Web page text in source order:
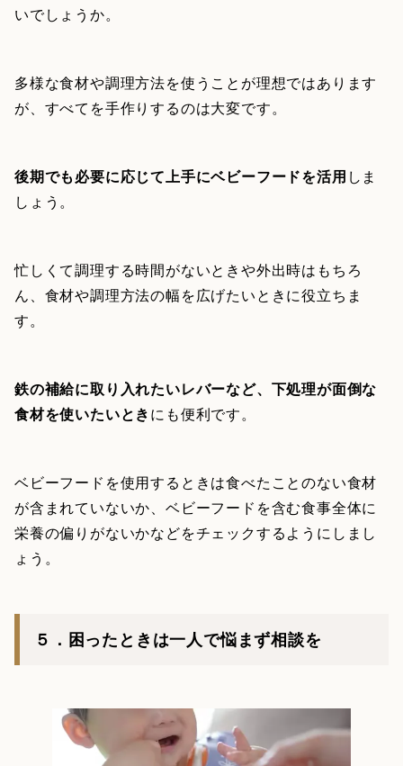
いでしょうか。
多様な食材や調理方法を使うことが理想ではあります
が、すべてを手作りするのは大変です。
後期でも必要に応じて上手にベビーフードを活用 しま
しょう。
忙しくて調理する時間がないときや外出時はもちろ
ん、食材や調理方法の幅を広げたいときに役立ちま
す。
鉄の補給に取り入れたいレバーなど、下処理が面倒な
食材を使いたいときにも便利です。
ベビーフードを使用するときは食べたことのない食材
が含まれていないか、ベビーフードを含む食事全体に
栄養の偏りがないかなどをチェックするようにしまし
ょう。
５．困ったときは一人で悩まず相談を